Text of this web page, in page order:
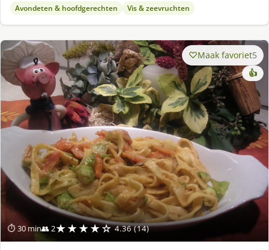
Avondeten & hoofdgerechten Vis & zeevruchten
⏱ 30 min👥 2★★★★☆ 4.36 (14)
Maak favoriet5
👍